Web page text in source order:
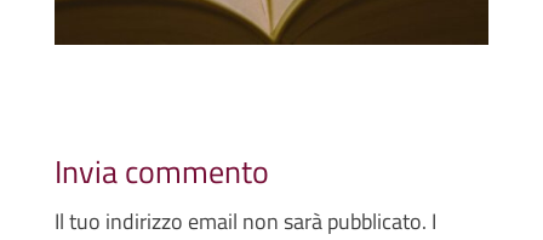
Invia commento
Il tuo indirizzo email non sarà pubblicato. I